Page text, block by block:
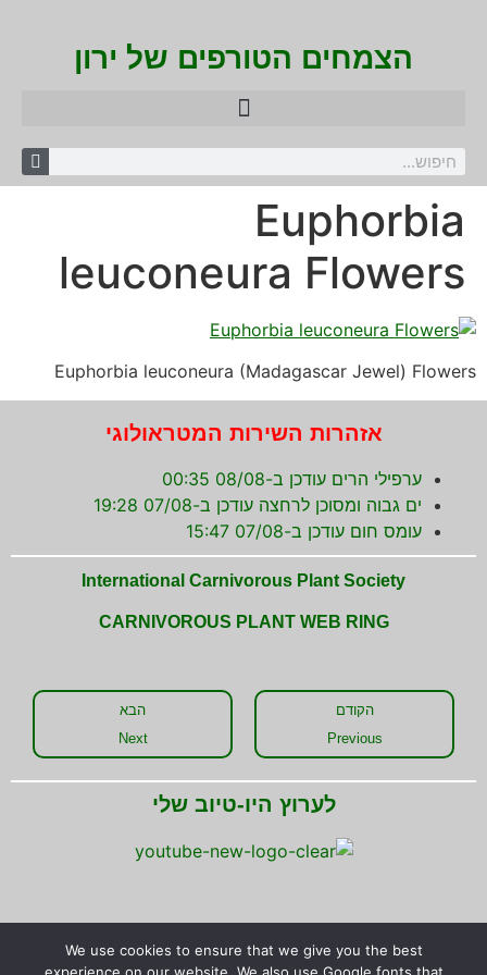
הצמחים הטורפים של ירון
Euphorbia
leuconeura Flowers
Euphorbia leuconeura (Madagascar Jewel) Flowers
אזהרות השירות המטראולוגי
ערפילי הרים עודכן ב-08/08 00:35
ים גבוה ומסוכן לרחצה עודכן ב-07/08 19:28
עומס חום עודכן ב-07/08 15:47
International Carnivorous Plant Society
CARNIVOROUS PLANT WEB RING
הקודם
Previous
הבא
Next
לערוץ היו-טיוב שלי
שתפו את המידע!
We use cookies to ensure that we give you the best